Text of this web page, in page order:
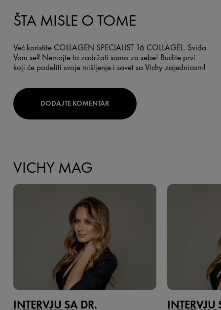
ŠTA MISLE O TOME
Već koristite COLLAGEN SPECIALIST 16 COLLAGEL. Sviđa
Vam se? Nemojte to zadržati samo za sebe! Budite prvi
koji će podeliti svoje mišljenje i savet sa Vichy zajednicom!
DODAJTE KOMENTAR
VICHY MAG
INTERVJU SA DR. INTERVJU